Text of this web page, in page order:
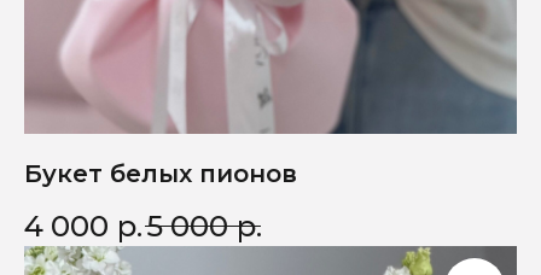
Букет белых пионов
4 000 р.5 000 р.